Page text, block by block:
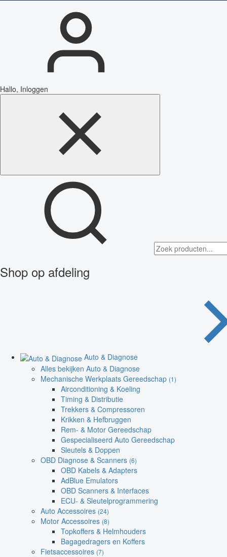
Hallo, Inloggen
Shop op afdeling
Auto & Diagnose
Alles bekijken Auto & Diagnose
Mechanische Werkplaats Gereedschap (1)
Airconditioning & Koeling
Timing & Distributie
Trekkers & Compressoren
Krikken & Hefbruggen
Rem- & Motor Gereedschap
Gespecialiseerd Auto Gereedschap
Sleutels & Doppen
OBD Diagnose & Scanners (6)
OBD Kabels & Adapters
AdBlue Emulators
OBD Scanners & Interfaces
ECU- & Sleutelprogrammering
Auto Accessoires (24)
Motor Accessoires (8)
Topkoffers & Helmhouders
Bagagedragers en Koffers
Fietsaccessoires (7)